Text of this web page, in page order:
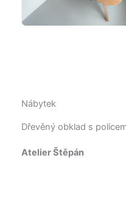
Nábytek
Dřevěný obklad s
Atelier Štěpán